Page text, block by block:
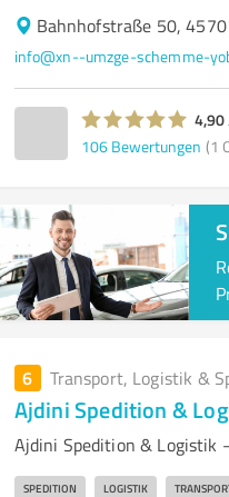
Bahnhofstraße 50,
info@xn--umzge-schemme-
4,90
106 Bewertungen (1
6 Transport, Logistik &
Ajdini Spedition &
Ajdini Spedition & Logistik
SPEDITION LOGISTIK